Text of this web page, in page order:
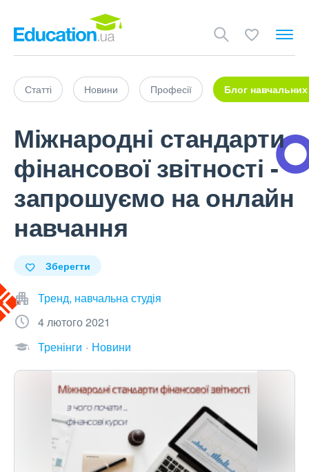
Статті Новини Професії Блог навчальних
Міжнародні стандарти
фінансової звітності -
запрошуємо на онлайн
навчання
Зберегти
Тренд, навчальна студія
4 лютого 2021
Тренінги
Новини